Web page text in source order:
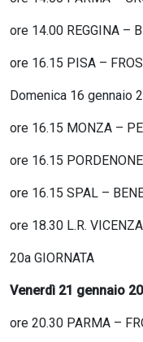
ore 14.00 REGGINA –
ore 16.15 PISA –
Domenica 16 gennaio
ore 16.15 MONZA –
ore 16.15
ore 16.15 SPAL –
ore 18.30 L.R.
20a GIORNATA
Venerdì 21 gennaio
ore 20.30 PARMA –